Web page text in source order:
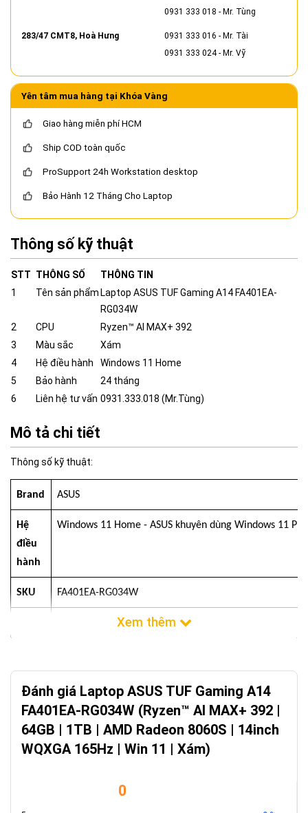
0931 333 018 - Mr. Tùng
283/47 CMT8, Hoà Hưng 0931 333 016 - Mr. Tài
0931 333 024- Mr. Vỹ
Yên tâm mua hàng tại Khóa Vàng
Giao hàng miễn phí HCM
Ship COD toàn quốc
ProSupport 24h Workstation desktop
Bảo Hành 12 Tháng Cho Laptop
Thông số kỹ thuật
STT THÔNG SỐ
THÔNG TIN
1
Tên sản phẩm Laptop ASUS TUF Gaming A14 FA401EA-
RG034W
2
CPU
Ryzen™ AI MAX+ 392
3
Màu sắc
Xám
4
Hệ điều hành
Windows 11 Home
5
Bảo hành
24 tháng
6
Liên hệ tư vấn 0931.333.018 (Mr.Tùng)
Mô tả chi tiết
Thông số kỹ thuật:
Brand ASUS
Hệ
điều
hành
Windows 11 Home - ASUS khuyên dùng Windows 11
SKU FA401EA-RG034W
Card
AMD Radeon™ 8060S
Kích
14.0-inch
Đánh giá Laptop ASUS TUF Gaming A14
FA401EA-RG034W (Ryzen™ AI MAX+ 392 |
64GB | 1TB | AMD Radeon 8060S | 14inch
WQXGA 165Hz | Win 11 | Xám)
0